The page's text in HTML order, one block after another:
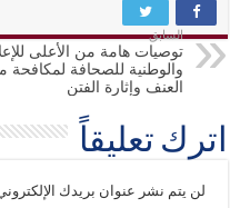
السابق
توصيات هامة من الأعلى
والوطنية للصحافة لمكافحة
العنف وإثارة الفتن
اترك تعليقاً
لن يتم نشر عنوان بريدك